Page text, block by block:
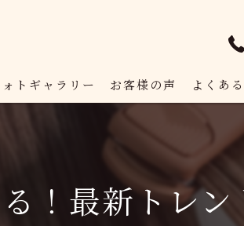
ォトギャラリー お客様の声 よくあ
！最新トレ